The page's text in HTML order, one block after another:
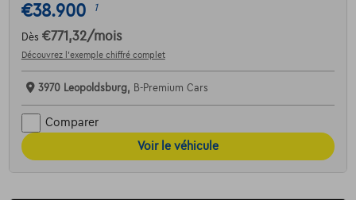
€38.900 1
Dès €771,32/mois
Découvrez l’exemple chiffré complet
3970 Leopoldsburg, B-Premium Cars
Comparer
Voir le véhicule